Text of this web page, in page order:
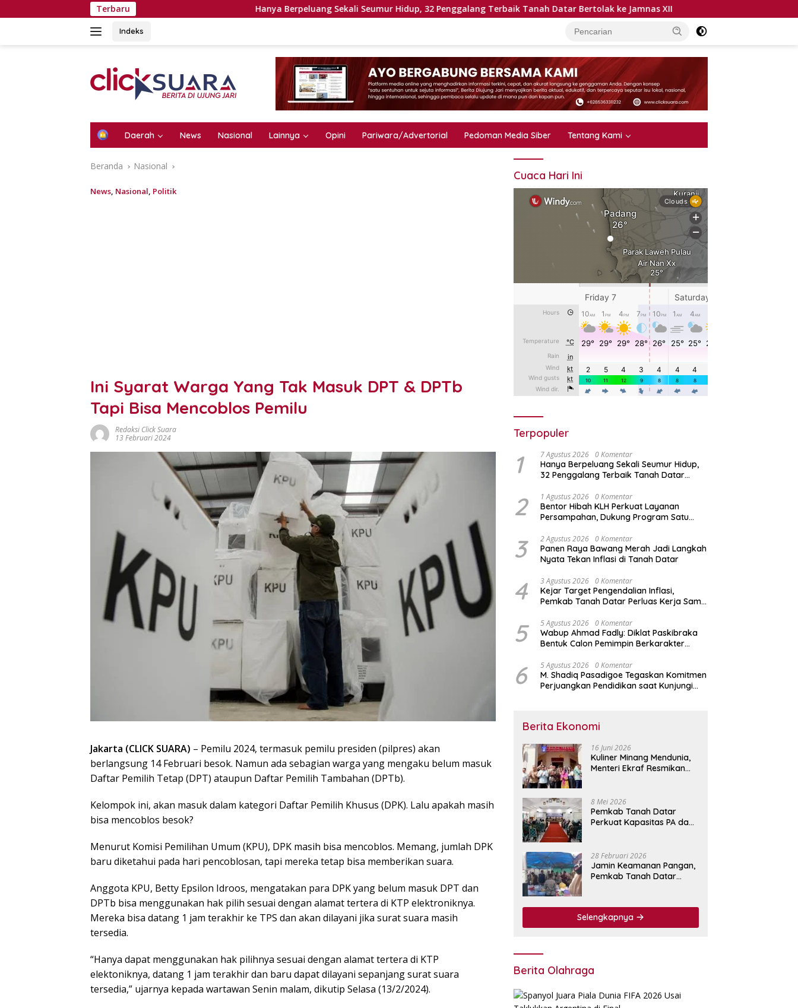
ke
Terbaru Hanya Berpeluang Sekali Seumur Hidup, 32 Penggalang Terbaik Tanah Datar Bertolak ke Jamnas XII Bupati: Air Bersih Kebutuhan
Indeks
H
e
Daerah News Nasional Lainnya Opini Pariwara/Advertorial Pedoman Media Siber Tentang Kami
Beranda Nasional
News, Nasional, Politik
Ini Syarat Warga Yang Tak Masuk DPT & DPTb
Tapi Bisa Mencoblos Pemilu
Redaksi Click Suara
13 Februari 2024
Jakarta (CLICK SUARA) – Pemilu 2024, termasuk pemilu presiden (pilpres) akan
berlangsung 14 Februari besok. Namun ada sebagian warga yang mengaku belum masuk
Daftar Pemilih Tetap (DPT) ataupun Daftar Pemilih Tambahan (DPTb).
Kelompok ini, akan masuk dalam kategori Daftar Pemilih Khusus (DPK). Lalu apakah masih
bisa mencoblos besok?
Menurut Komisi Pemilihan Umum (KPU), DPK masih bisa mencoblos. Memang, jumlah DPK
baru diketahui pada hari pencoblosan, tapi mereka tetap bisa memberikan suara.
Anggota KPU, Betty Epsilon Idroos, mengatakan para DPK yang belum masuk DPT dan
DPTb bisa menggunakan hak pilih sesuai dengan alamat tertera di KTP elektroniknya.
Mereka bisa datang 1 jam terakhir ke TPS dan akan dilayani jika surat suara masih
tersedia.
“Hanya dapat menggunakan hak pilihnya sesuai dengan alamat tertera di KTP
elektoniknya, datang 1 jam terakhir dan baru dapat dilayani sepanjang surat suara
tersedia,” ujarnya kepada wartawan Senin malam, dikutip Selasa (13/2/2024).
Cuaca Hari Ini
Terpopuler
1 7 Agustus 2026 0 Komentar
Hanya Berpeluang Sekali Seumur Hidup,
32 Penggalang Terbaik Tanah Datar
2 1 Agustus 2026 0 Komentar
Bentor Hibah KLH Perkuat Layanan
Persampahan, Dukung Program Satu
3 2 Agustus 2026 0 Komentar
Panen Raya Bawang Merah Jadi Langkah
Nyata Tekan Inflasi di Tanah Datar
4 3 Agustus 2026 0 Komentar
Kejar Target Pengendalian Inflasi,
Pemkab Tanah Datar Perluas Kerja Sama
5 5 Agustus 2026 0 Komentar
Wabup Ahmad Fadly: Diklat Paskibraka
Bentuk Calon Pemimpin Berkarakter
6 5 Agustus 2026 0 Komentar
M. Shadiq Pasadigoe Tegaskan Komitmen
Perjuangkan Pendidikan saat Kunjungi
Berita Ekonomi
16 Juni 2026
Kuliner Minang Mendunia,
Menteri Ekraf Resmikan
8 Mei 2026
Pemkab Tanah Datar
Perkuat Kapasitas PA dan
Jasa.
28 Februari 2026
Jamin Keamanan Pangan,
Pemkab Tanah Datar
Pabukoan
Selengkapnya
Berita Olahraga